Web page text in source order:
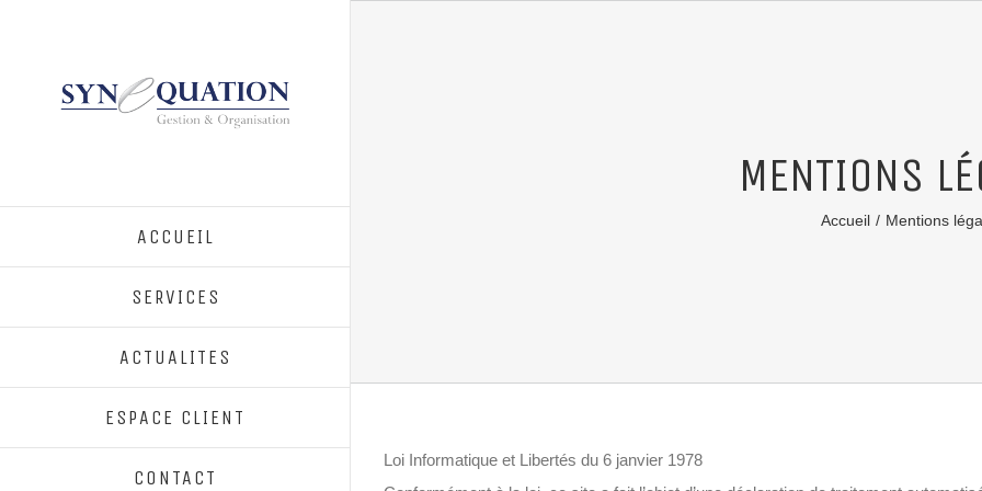
ACCUEIL
SERVICES
ACTUALITES
ESPACE CLIENT
CONTACT
MENTIONS
Accueil / Mentions
Loi Informatique et Libertés du 6 janvier 1978